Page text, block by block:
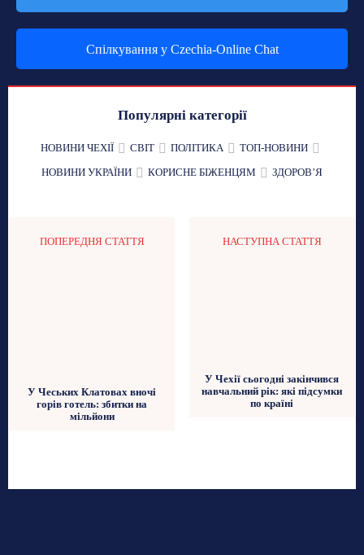
Спілкування у Czechia-Online Chat
Популярні категорії
НОВИНИ ЧЕХІЇ СВІТ ПОЛІТИКА
ТОП-НОВИНИ
НОВИНИ УКРАЇНИ
КОРИСНЕ БІЖЕНЦЯМ ЗДОРОВʼЯ
ПОПЕРЕДНЯ СТАТТЯ
У Чеських Клатовах вночі
горів готель: збитки на
мільйони
НАСТУПНА СТАТТЯ
У Чехії сьогодні закінчився
навчальний рік: які підсумки
по країні